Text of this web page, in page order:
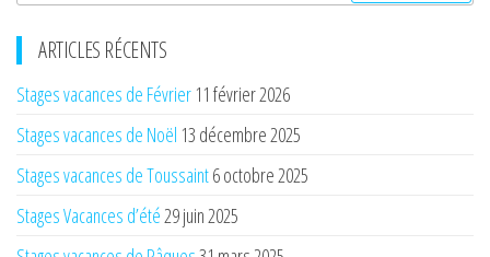
ARTICLES RÉCENTS
Stages vacances de Février 11 février 2026
Stages vacances de Noël 13 décembre 2025
Stages vacances de Toussaint6 octobre 2025
Stages Vacances d’été29 juin 2025